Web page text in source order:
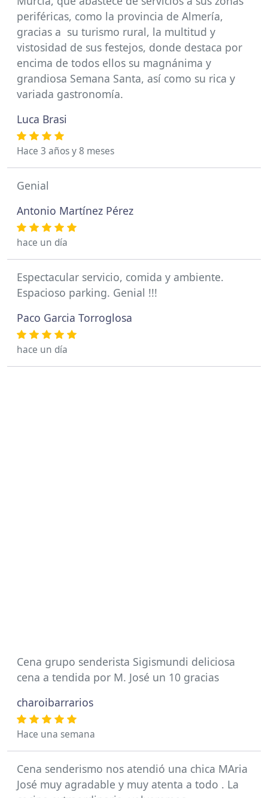
periféricas, como la provincia de Almería,
gracias a su turismo rural, la multitud y
vistosidad de sus festejos, donde destaca por
encima de todos ellos su magnánima y
grandiosa Semana Santa, así como su rica y
variada gastronomía.
Luca Brasi
Hace 3 años y 8 meses
Genial
Antonio Martínez Pérez
hace un día
Espectacular servicio, comida y ambiente.
Espacioso parking. Genial !!!
Paco Garcia Torroglosa
hace un día
Cena grupo senderista Sigismundi deliciosa
cena a tendida por M. José un 10 gracias
charoibarrarios
Hace una semana
Cena senderismo nos atendió una chica MAria
José muy agradable y muy atenta a todo . La